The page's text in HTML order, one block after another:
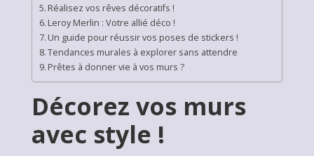
Réalisez vos rêves décoratifs !
Leroy Merlin : Votre allié déco !
Un guide pour réussir vos poses de stickers !
Tendances murales à explorer sans attendre
Prêtes à donner vie à vos murs ?
Décorez vos murs
avec style !